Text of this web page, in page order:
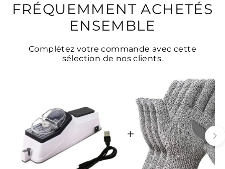
FRÉQUEMMENT ACHETÉS
ENSEMBLE
Complétez votre commande avec cette
sélection de nos clients.